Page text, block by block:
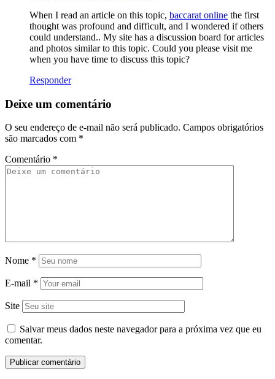
When I read an article on this topic, baccarat online the first
thought was profound and difficult, and I wondered if others
could understand.. My site has a discussion board for articles
and photos similar to this topic. Could you please visit me
when you have time to discuss this topic?
Responder
Deixe um comentário
O seu endereço de e-mail não será publicado. Campos obrigatórios
são marcados com *
Comentário *
Nome *
E-mail *
Site
Salvar meus dados neste navegador para a próxima vez que eu
comentar.